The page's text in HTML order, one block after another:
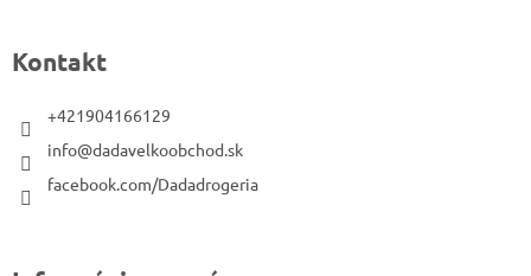
p
äKontakt
+421904166129
info@dadavelkoobchod.sk
facebook.com/Dadadrogeria